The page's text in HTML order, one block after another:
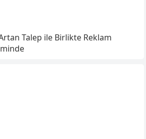
Talep ile Birlikte Reklam